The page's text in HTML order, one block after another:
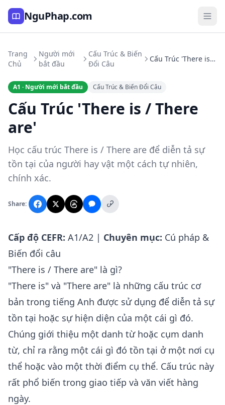
NguPhap.com
Trang
Chủ
Người mới
bắt đầu
Cấu Trúc & Biến
Đổi Câu
Cấu Trúc 'There is / There are'
A1 · Người mới bắt đầu Cấu Trúc & Biến Đổi Câu
Cấu Trúc 'There is / There
are'
Học cấu trúc There is / There are để diễn tả sự
tồn tại của người hay vật một cách tự nhiên,
chính xác.
Share:
Cấp độ CEFR: A1/A2 | Chuyên mục: Cú pháp &
Biến đổi câu
"There is / There are" là gì?
"There is" và "There are" là những cấu trúc cơ
bản trong tiếng Anh được sử dụng để diễn tả sự
tồn tại hoặc sự hiện diện của một cái gì đó.
Chúng giới thiệu một danh từ hoặc cụm danh
từ, chỉ ra rằng một cái gì đó tồn tại ở một nơi cụ
thể hoặc vào một thời điểm cụ thể. Cấu trúc này
rất phổ biến trong giao tiếp và văn viết hàng
ngày.